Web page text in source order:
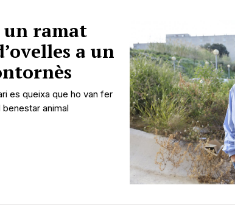
un ramat
a un
es queixa que ho van fer
animal